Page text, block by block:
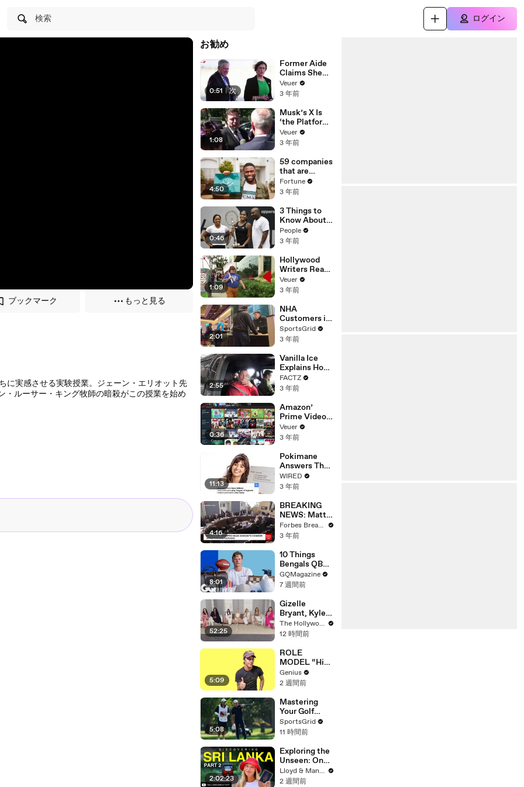
検索 ログイン
ブックマーク もっと見る
に実感させる実験授業。ジェーン・エリオット先
ルーサー・キング牧師の暗殺がこの授業を始め
お勧め
0:51 | 次
Former Aide
Claims She
Was Asked to
Make a ‘Hit
Trump
Veuer
3 年前
1:08
Musk’s X Is
‘the Platform
With the
Largest Ratio
Misinformatio
n or
Disinformatio
n’ Amongst
All Social
Media
Platforms
Veuer
3 年前
4:50
59 companies
that are
changing the
world: From
Chobani
Fortune
3 年前
0:46
3 Things to
Know About
Coco Gauff's
Parents
People
3 年前
1:09
Hollywood
Writers Reach
‘Tentative
Agreement’
After 146 Day
Strike
Veuer
3 年前
2:01
NHA
Customers in
Limbo as
Company
Potential
Merger
SportsGrid
3 年前
2:55
Vanilla Ice
Explains How
the 90’s
Shaped
FACTZ
3 年前
0:36
Amazon’
Prime Video
Will Show
Commercials
Year
Veuer
3 年前
11:13
Pokimane
Answers The
Web's Most
Searched
WIRED
3 年前
4:16
BREAKING
NEWS: Matt
Gaetz Tells
House
'I'm Not Going
To Vote For A
Continuing
Resolution'
Forbes Breaking News
3 年前
8:01
10 Things
Bengals QB
Joe Burrow
Can’t Live
GQMagazine
7 週間前
52:25
Gizelle
Bryant, Kyle
Richards, Lisa
Barlow, Luann
Porsha
Williams,
Teresa
Giudice and
Vicki
Gunvalson on
20 Years of
'Real
Housewives' |
THR Video
The Hollywood Reporter
12 時間前
5:09
ROLE
MODEL “High
Hopes 3000”
Lyrics &
Genius
Verified
Genius
2 週間前
5:08
Mastering
Your Golf
Putt: Stephen
Sweeney's
Success!
SportsGrid
11 時間前
2:02:23
Exploring the
Unseen: One
Month in Sri
Lanka - Travel
Lloyd & Mandy
2 週間前